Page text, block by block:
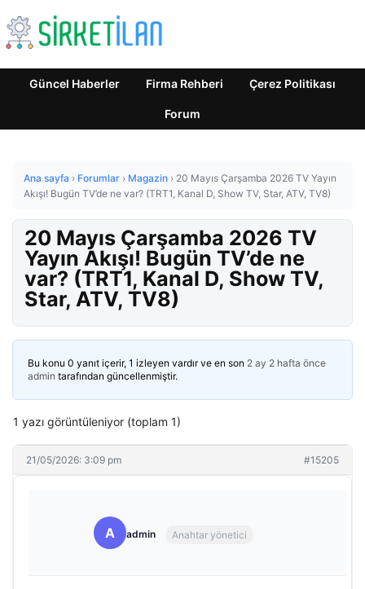
Güncel Haberler Firma Rehberi Çerez Politikası
Forum
Ana sayfa › Forumlar › Magazin › 20 Mayıs Çarşamba 2026 TV Yayın
Akışı! Bugün TV’de ne var? (TRT1, Kanal D, Show TV, Star, ATV, TV8)
20 Mayıs Çarşamba 2026 TV
Yayın Akışı! Bugün TV’de ne
var? (TRT1, Kanal D, Show TV,
Star, ATV, TV8)
Bu konu 0 yanıt içerir, 1 izleyen vardır ve en son 2 ay 2 hafta önce
admin tarafından güncellenmiştir.
1 yazı görüntüleniyor (toplam 1)
21/05/2026: 3:09 pm #15205
A admin Anahtar yönetici